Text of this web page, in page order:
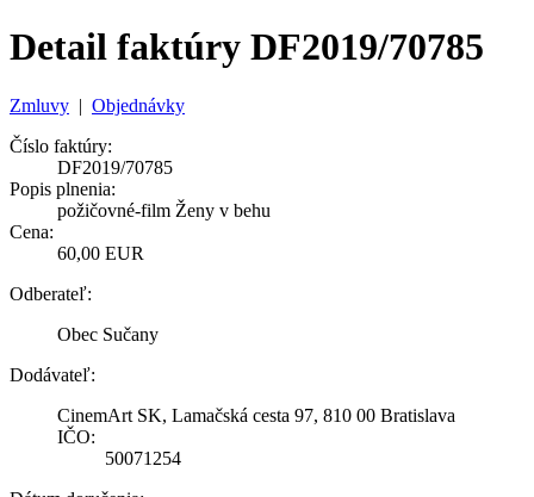
Detail faktúry DF2019/70785
Zmluvy | Objednávky
Číslo faktúry:
DF2019/70785
Popis plnenia:
požičovné-film Ženy v behu
Cena:
60,00 EUR
Odberateľ:
Obec Sučany
Dodávateľ:
CinemArt SK, Lamačská cesta 97, 810 00 Bratislava
IČO:
50071254